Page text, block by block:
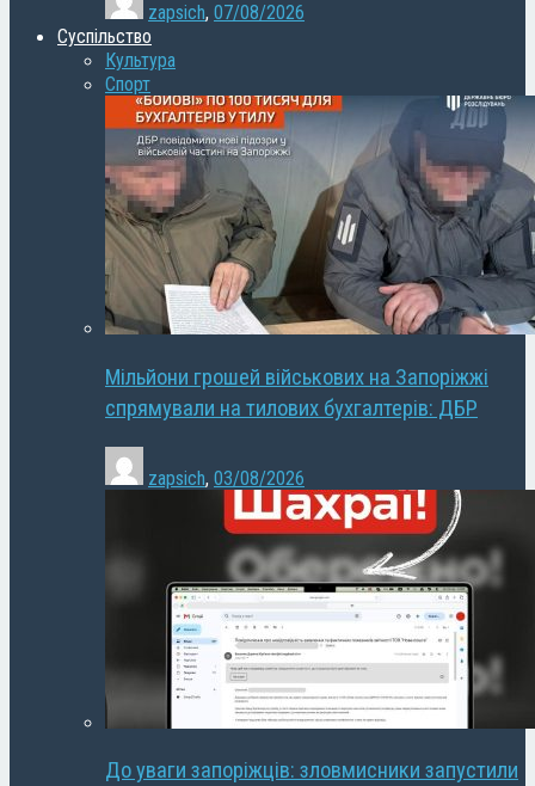
zapsich, 07/08/2026
Суспільство
Культура
Спорт
Мільйони грошей військових на Запоріжжі
спрямували на тилових бухгалтерів: ДБР
zapsich, 03/08/2026
До уваги запоріжців: зловмисники запустили